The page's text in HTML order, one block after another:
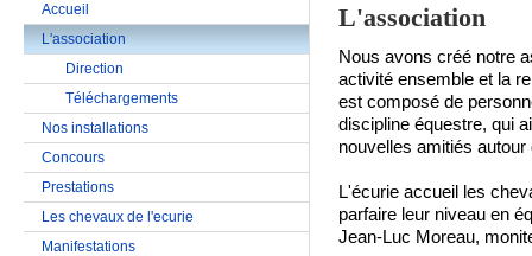
Accueil
L'association
Direction
Téléchargements
Nos installations
Concours
Prestations
Les chevaux de l'ecurie
Manifestations
L'association
Nous avons créé notre
activité ensemble et la
est composé de
discipline équestre, qui
nouvelles amitiés autour
L'écurie accueil les
parfaire leur niveau en
Jean-Luc Moreau,